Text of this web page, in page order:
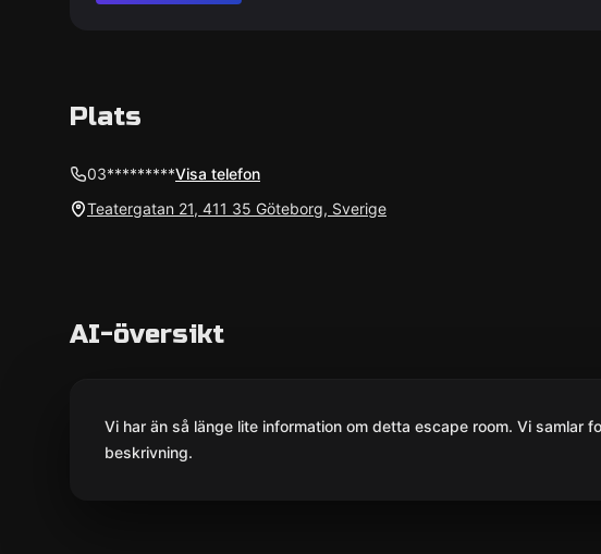
Plats
03*********Visa telefon
Teatergatan 21, 411 35 Göteborg, Sverige
AI-översikt
Vi har än så länge lite information om detta escape room. Vi
beskrivning.